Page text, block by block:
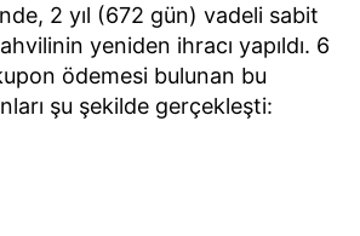
2 yıl (672 gün) vadeli sabit
yeniden ihracı yapıldı. 6
ödemesi bulunan bu
şu şekilde gerçekleşti: